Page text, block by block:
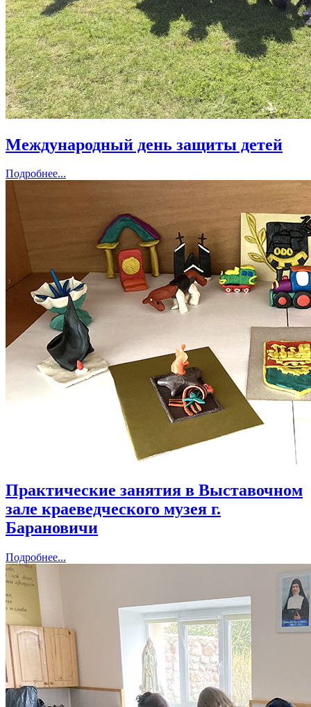
Международный день защиты детей
Подробнее...
Практические занятия в Выставочном
зале краеведческого музея г.
Барановичи
Подробнее...